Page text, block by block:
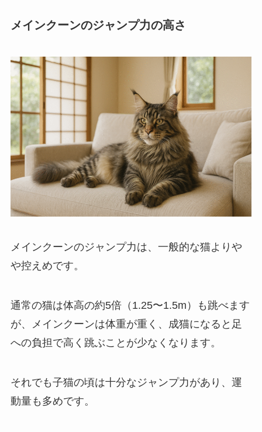
メインクーンのジャンプ力の高さ
メインクーンのジャンプ力は、一般的な猫よりや
や控えめです。
通常の猫は体高の約5倍（1.25〜1.5m）も跳べます
が、メインクーンは体重が重く、成猫になると足
への負担で高く跳ぶことが少なくなります。
それでも子猫の頃は十分なジャンプ力があり、運
動量も多めです。